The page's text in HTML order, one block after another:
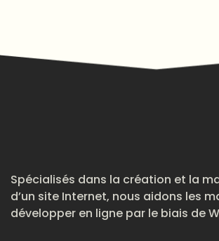
Spécialisés dans la création et la
d’un site Internet, nous aidons les
développer en ligne par le biais de